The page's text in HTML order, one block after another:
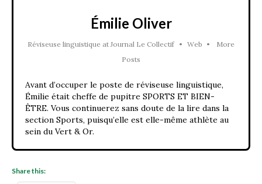
Émilie Oliver
Réviseuse linguistique at Journal Le Collectif • Web •
More
Posts
Avant d’occuper le poste de réviseuse linguistique,
Émilie était cheffe de pupitre SPORTS ET BIEN-
ÊTRE. Vous continuerez sans doute de la lire dans la
section Sports, puisqu’elle est elle-même athlète au
sein du Vert & Or.
Share this: